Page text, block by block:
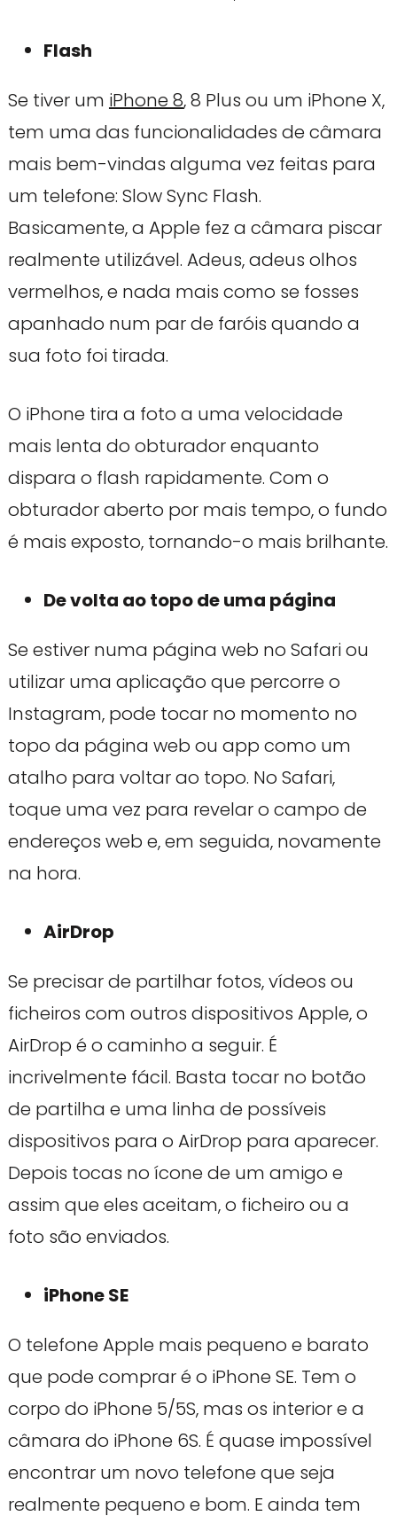
Flash
Se tiver um iPhone 8, 8 Plus ou um iPhone X,
tem uma das funcionalidades de câmara
mais bem-vindas alguma vez feitas para
um telefone: Slow Sync Flash.
Basicamente, a Apple fez a câmara piscar
realmente utilizável. Adeus, adeus olhos
vermelhos, e nada mais como se fosses
apanhado num par de faróis quando a
sua foto foi tirada.
O iPhone tira a foto a uma velocidade
mais lenta do obturador enquanto
dispara o flash rapidamente. Com o
obturador aberto por mais tempo, o fundo
é mais exposto, tornando-o mais brilhante.
De volta ao topo de uma página
Se estiver numa página web no Safari ou
utilizar uma aplicação que percorre o
Instagram, pode tocar no momento no
topo da página web ou app como um
atalho para voltar ao topo. No Safari,
toque uma vez para revelar o campo de
endereços web e, em seguida, novamente
na hora.
AirDrop
Se precisar de partilhar fotos, vídeos ou
ficheiros com outros dispositivos Apple, o
AirDrop é o caminho a seguir. É
incrivelmente fácil. Basta tocar no botão
de partilha e uma linha de possíveis
dispositivos para o AirDrop para aparecer.
Depois tocas no ícone de um amigo e
assim que eles aceitam, o ficheiro ou a
foto são enviados.
iPhone SE
O telefone Apple mais pequeno e barato
que pode comprar é o iPhone SE. Tem o
corpo do iPhone 5/5S, mas os interior e a
câmara do iPhone 6S. É quase impossível
encontrar um novo telefone que seja
realmente pequeno e bom. E ainda tem